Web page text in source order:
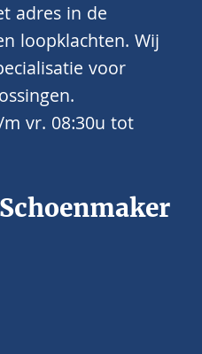
adres in de
loopklachten. Wij
voor
vr. 08:30u tot